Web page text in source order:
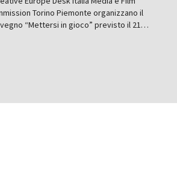
Torino Piemonte organizzano il
“Mettersi in gioco” previsto il 21…